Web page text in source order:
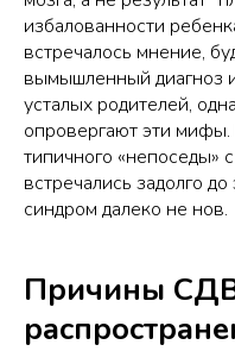
избалованности
встречалось мнение,
вымышленный диагноз
усталых родителей,
опровергают эти
типичного «непоседы»
встречались задолго
синдром далеко не нов.
Причины